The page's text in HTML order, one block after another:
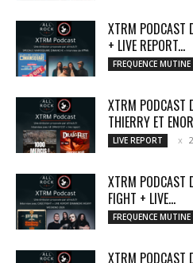
XTRM PODCAST
+ LIVE REPORT...
FREQUENCE MUTINE
XTRM
THIERRY ET
LIVE REPORT
XTRM PODCAST
FIGHT + LIVE...
FREQUENCE MUTINE
XTRM PODCAST